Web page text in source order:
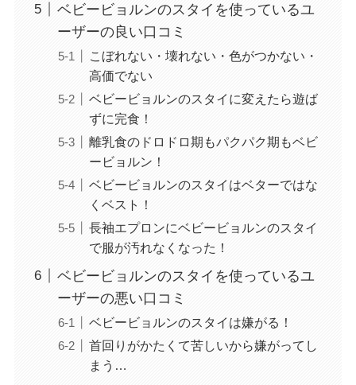
ベビービョルンのスタイを使っているユ
ーザーの良い口コミ
こぼれない・壊れない・色がつかない・
高価でない
ベビービョルンのスタイに変えたら遊ば
ずに完食！
離乳食のドロドロ期もパクパク期もベビ
ービョルン！
ベビービョルンのスタイはベターではな
くベスト！
長袖エプロンにベビービョルンのスタイ
で服が汚れなくなった！
ベビービョルンのスタイを使っているユ
ーザーの悪い口コミ
ベビービョルンのスタイは嫌がる！
首回りがかたくて苦しいから嫌がってし
まう…